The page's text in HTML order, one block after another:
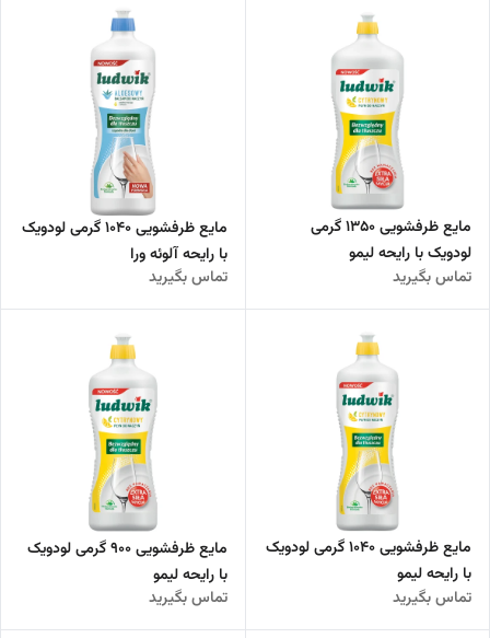
مایع ظرفشویی 1350 گرمی
لودویک با رایحه لیمو
تماس بگیرید
مایع ظرفشویی 1040 گرمی لودویک
با رایحه آلوئه ورا
تماس بگیرید
مایع ظرفشویی 1040 گرمی لودویک
با رایحه لیمو
تماس بگیرید
مایع ظرفشویی 900 گرمی لودویک
با رایحه لیمو
تماس بگیرید